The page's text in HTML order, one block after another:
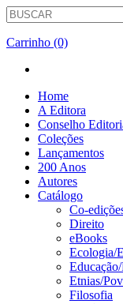
Carrinho (0)
Home
A Editora
Conselho
Coleções
Lançamentos
200 Anos
Autores
Catálogo
Co-
Direito
eBooks
Ecologia/
Etnias/
Filosofia